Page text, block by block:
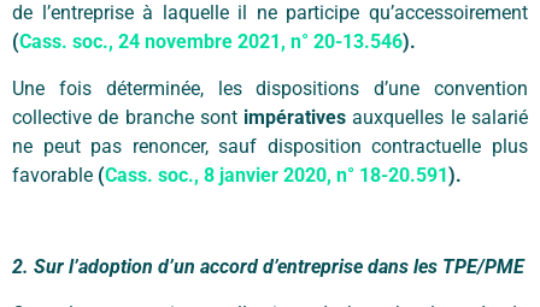
de l’entreprise à laquelle il ne participe qu’accessoirement
(Cass. soc., 24 novembre 2021, n° 20-13.546).
Une fois déterminée, les dispositions d’une convention
collective de branche sont impératives auxquelles le salarié
ne peut pas renoncer, sauf disposition contractuelle plus
favorable (Cass. soc., 8 janvier 2020, n° 18-20.591).
2. Sur l’adoption d’un accord d’entreprise dans les TPE/PME